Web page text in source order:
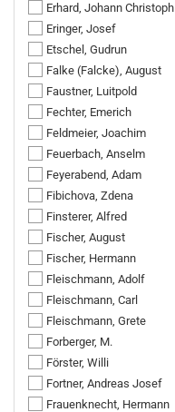
Erhard, Johann Christoph
Eringer, Josef
Etschel, Gudrun
Falke (Falcke), August
Faustner, Luitpold
Fechter, Emerich
Feldmeier, Joachim
Feuerbach, Anselm
Feyerabend, Adam
Fibichova, Zdena
Finsterer, Alfred
Fischer, August
Fischer, Hermann
Fleischmann, Adolf
Fleischmann, Carl
Fleischmann, Grete
Forberger, M.
Förster, Willi
Fortner, Andreas Josef
Frauenknecht, Hermann